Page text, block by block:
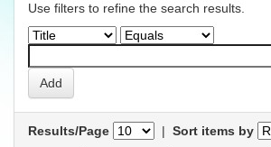
Use filters to refine the search results.
Results/Page | Sort items by